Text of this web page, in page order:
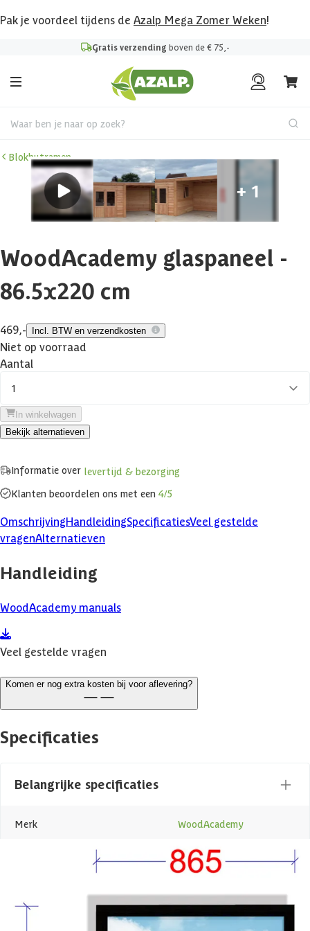
Pak je voordeel tijdens de Azalp Mega Zomer Weken!
Gratis verzending boven de € 75,-
Waar ben je naar op zoek?
Blokhutramen
WoodAcademy glaspaneel -
86.5x220 cm
469,- Incl. BTW en verzendkosten
Niet op voorraad
Aantal
1
In winkelwagen
Bekijk alternatieven
Informatie over levertijd & bezorging
Klanten beoordelen ons met een 4/5
OmschrijvingHandleidingSpecificatiesVeel gestelde
vragenAlternatieven
Handleiding
WoodAcademy manuals
Veel gestelde vragen
Komen er nog extra kosten bij voor aflevering?
Specificaties
Belangrijke specificaties
Merk WoodAcademy
87 cm
220 cm